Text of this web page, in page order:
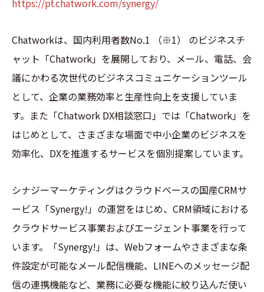
https://pf.chatwork.com/synergy/
Chatworkは、国内利用者数No.1 （※1）
のビジネスチ
ャット「Chatwork」を展開しており、メール、電話、会
議にかわる次世代のビジネスコミュニケーションツール
として、企業の業務効率と生産性向上を支援していま
す。また「Chatwork DX相談窓口」では「Chatwork」を
はじめとして、さまざまな場面で中小企業のビジネスを
効率化、DXを推進するサービスを個別提案しています。
シナジーマーケティングはクラウドベースの国産CRMサ
ービス「Synergy!」の運営をはじめ、CRM領域における
クラウドサービス事業およびエージェント事業を行って
います。「Synergy!」は、Webフォームやさまざまな条
件設定が可能なメール配信機能、LINEへのメッセージ配
信の連携機能など、業務に必要な機能に絞り込んだ使い